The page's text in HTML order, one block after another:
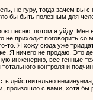
не гуру, тогда зачем вы
бы быть полезным для
песню, потом я уйду. Мне
не приходит поговорить
то. Я хожу сюда уже
Я ничего не продаю. Это
инженерию, все генные
контроля и
действительно
произошло с вами, хотя бы